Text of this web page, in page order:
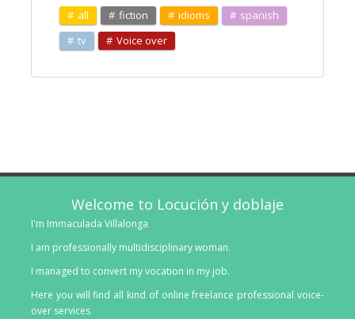
all fiction idioms
spanish
tv
Voice over
Welcome to Locución y doblaje
I'm Immaculada Villalonga
I am professionally multidisciplinary woman.
I managed to convert my vocation in my job.
Here you will find all kind of online freelance professional voice-
over services